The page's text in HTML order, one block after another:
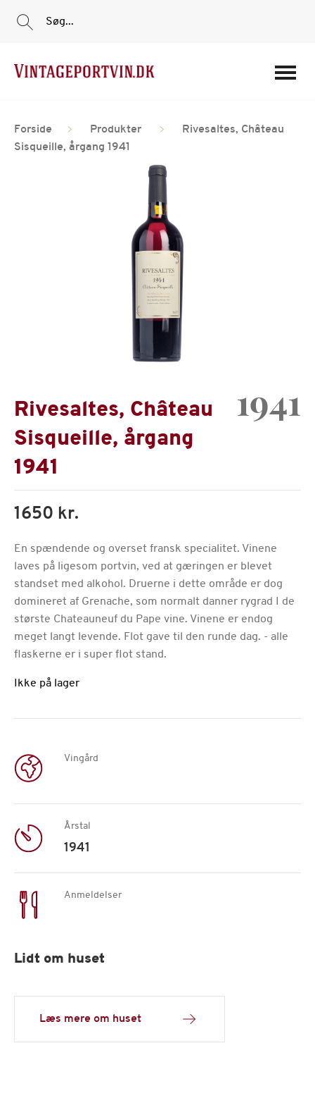
Portvinshuse
Søg...
Forside Produkter
Rivesaltes, Château
Sisqueille, årgang 1941
Rivesaltes, Château
Sisqueille, årgang
1941
1941
1650 kr.
En spændende og overset fransk specialitet. Vinene
laves på ligesom portvin, ved at gæringen er blevet
standset med alkohol. Druerne i dette område er dog
domineret af Grenache, som normalt danner rygrad I de
største Chateauneuf du Pape vine. Vinene er endog
meget langt levende. Flot gave til den runde dag. - alle
flaskerne er i super flot stand.
Ikke på lager
Vingård
Årstal
1941
Anmeldelser
Lidt om huset
Læs mere om huset